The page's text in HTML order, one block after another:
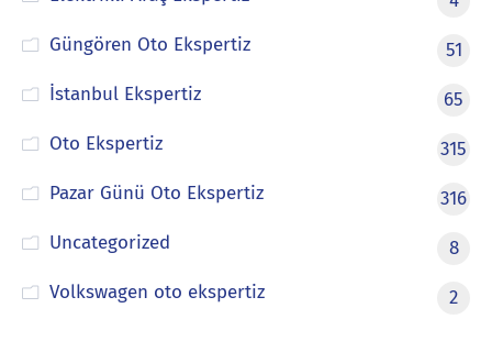
Güngören Oto Ekspertiz
51
İstanbul Ekspertiz
65
Oto Ekspertiz
315
Pazar Günü Oto Ekspertiz
316
Uncategorized
8
Volkswagen oto ekspertiz
2